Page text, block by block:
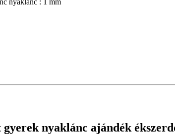
nyaklánc ajándék